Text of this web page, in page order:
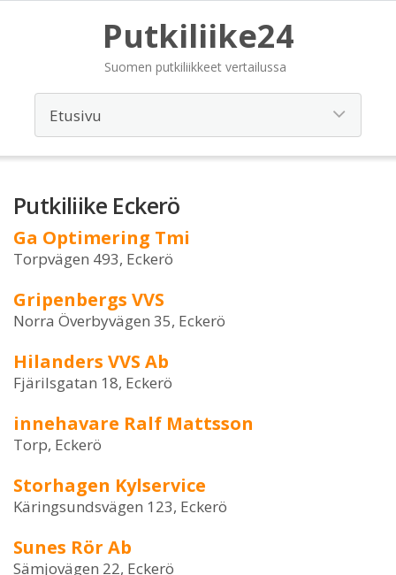
Putkiliike24
Suomen putkiliikkeet vertailussa
Putkiliike Eckerö
Ga Optimering Tmi
Torpvägen 493, Eckerö
Gripenbergs VVS
Norra Överbyvägen 35, Eckerö
Hilanders VVS Ab
Fjärilsgatan 18, Eckerö
innehavare Ralf Mattsson
Torp, Eckerö
Storhagen Kylservice
Käringsundsvägen 123, Eckerö
Sunes Rör Ab
Sämjovägen 22, Eckerö